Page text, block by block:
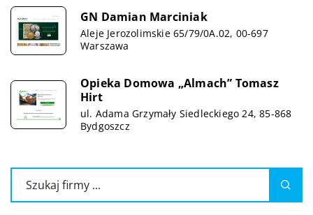
GN Damian Marciniak
Aleje Jerozolimskie 65/79/0A.02, 00-697
Warszawa
Opieka Domowa „Almach” Tomasz
Hirt
ul. Adama Grzymały Siedleckiego 24, 85-868
Bydgoszcz